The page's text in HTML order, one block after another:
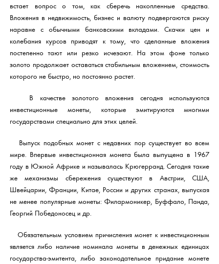
встает вопрос о том, как сберечь накопленные средства.
Вложения в недвижимость, бизнес и валюту подвергаются риску
наравне с обычными банковскими вкладами. Скачки цен и
колебания курсов приводят к тому, что сделанные вложения
постепенно тают или резко исчезают. На этом фоне только
золото продолжает оставаться стабильным вложением, стоимость
которого не быстро, но постоянно растет.
В качестве золотого вложения сегодня используются
инвестиционные монеты, которые эмитируются многими
государствами специально для этих целей.
Выпуск подобных монет с недавних пор существует во всем
мире. Впервые инвестиционная монета была выпущена в 1967
году в Южной Африке и называлась Крюгерранд. Сегодня такие
же механизмы сбережения существуют в Австрии, США,
Швейцарии, Франции, Китае, России и других странах, выпуская
не менее популярные монеты: Филармоникер, Буффало, Панда,
Георгий Победоносец и др.
Обязательным условием причисления монет к инвестиционным
является либо наличие номинала монеты в денежных единицах
государства-эмитента, либо законодательное придание монете